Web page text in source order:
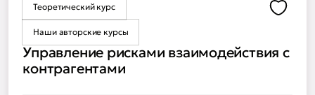
Теоретический курс
Наши авторские курсы
Управление рисками взаимодействия с
контрагентами